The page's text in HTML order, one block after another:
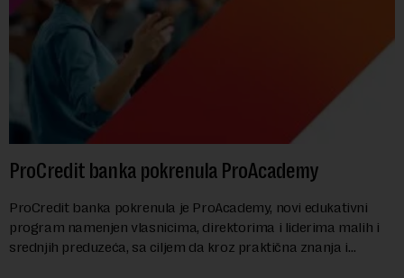
ProCredit banka pokrenula ProAcademy
ProCredit banka pokrenula je ProAcademy, novi edukativni
program namenjen vlasnicima, direktorima i liderima malih i
srednjih preduzeća, sa ciljem da kroz praktična znanja i